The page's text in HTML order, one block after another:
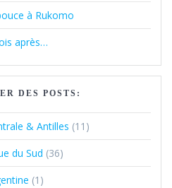
à Rukomo
après…
DES POSTS:
& Antilles (11)
du Sud (36)
(1)